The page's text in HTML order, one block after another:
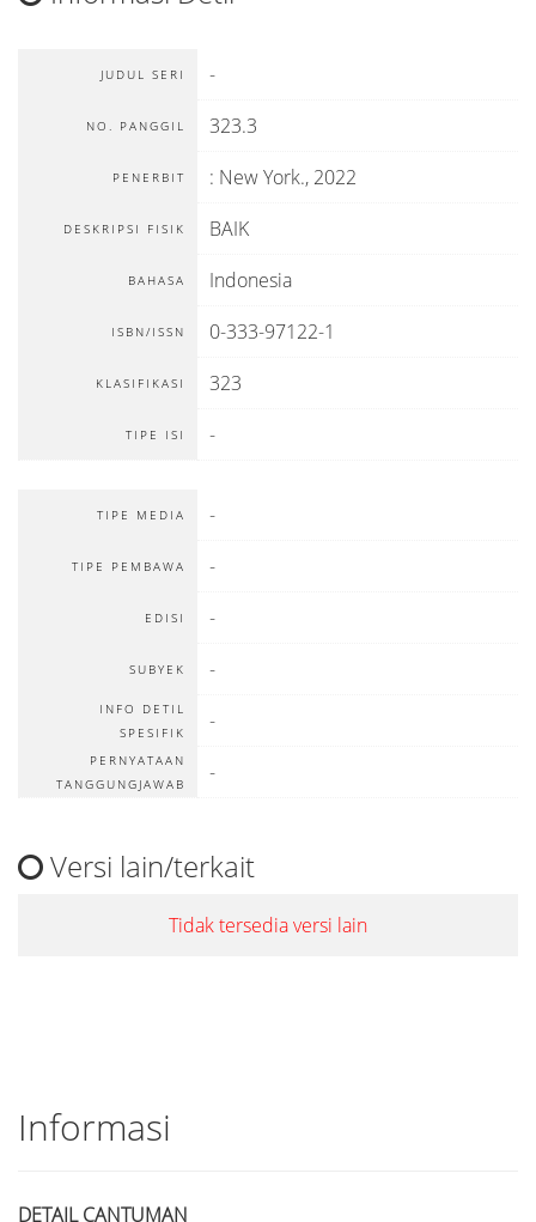
JUDUL SERI -
NO. PANGGIL 323.3
PENERBIT : New York., 2022
DESKRIPSI FISIK BAIK
BAHASA Indonesia
ISBN/ISSN 0-333-97122-1
KLASIFIKASI 323
TIPE ISI -
TIPE MEDIA -
TIPE PEMBAWA -
EDISI -
SUBYEK -
INFO DETIL
SPESIFIK
-
PERNYATAAN
TANGGUNGJAWAB
-
Versi lain/terkait
Tidak tersedia versi lain
Informasi
DETAIL CANTUMAN